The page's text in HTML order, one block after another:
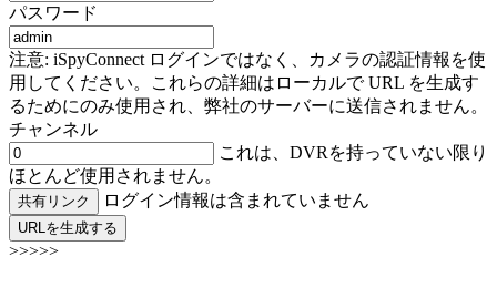
パスワード
注意: iSpyConnect ログインではなく、カメラの認証情報を使
用してください。これらの詳細はローカルで URL を生成す
るためにのみ使用され、弊社のサーバーに送信されません。
チャンネル
これは、DVRを持っていない限り
ほとんど使用されません。
共有リンク ログイン情報は含まれていません
URLを生成する
>>>>>